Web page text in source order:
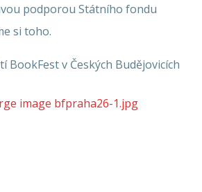
podporou Státního fondu
si toho.
BookFest v Českých Budějovicích